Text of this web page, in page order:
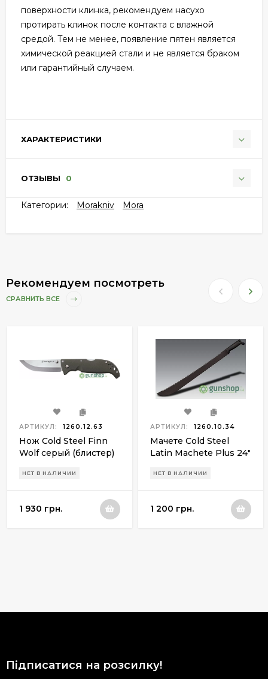
поверхности клинка, рекомендуем насухо
протирать клинок после контакта с влажной
средой. Тем не менее, появление пятен является
химической реакцией стали и не является браком
или гарантийный случаем.
ХАРАКТЕРИСТИКИ
ОТЗЫВЫ 0
Категории: Morakniv Mora
Рекомендуем посмотреть
СРАВНИТЬ ВСЕ
АРТИКУЛ: 1260.12.63
Нож Cold Steel Finn
Wolf серый (блистер)
НЕТ В НАЛИЧИИ
1 930 грн.
АРТИКУЛ: 1260.10.34
Мачете Cold Steel
Latin Machete Plus 24"
НЕТ В НАЛИЧИИ
1 200 грн.
Підписатися на розсилку!